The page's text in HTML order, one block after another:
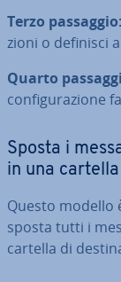
Terzo passaggio:
zio­ni o definisci
Quarto
con­fi­gu­ra­zio­ne
Sposta i
in una cartella
Questo modello
sposta tutti i
cartella di